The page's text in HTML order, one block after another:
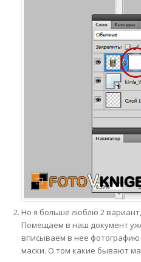
Но я больше люблю 2
Помещаем в наш документ
вписываем в нее
маски. О том какие бывают